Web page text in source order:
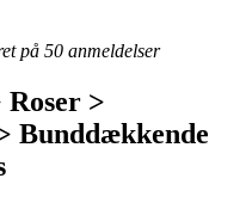
på 50 anmeldelser
Roser >
Bunddækkende